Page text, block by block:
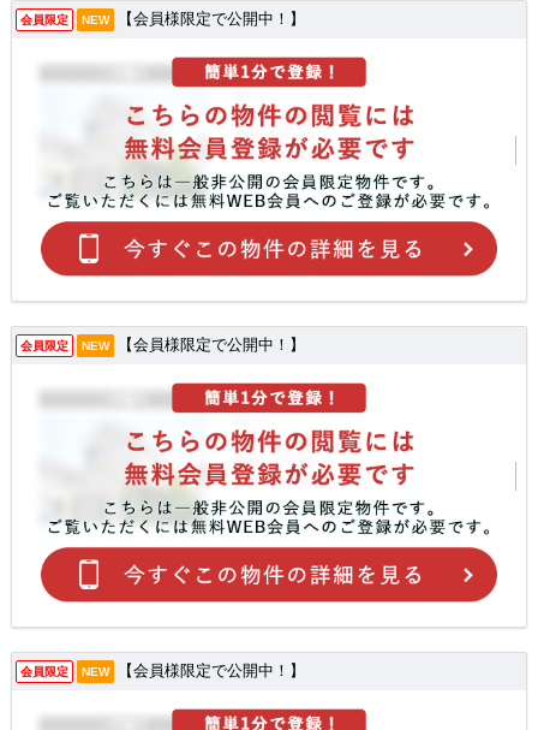
会員限定 NEW 【会員様限定で公開中！】
会員限定 NEW 【会員様限定で公開中！】
会員限定 NEW 【会員様限定で公開中！】